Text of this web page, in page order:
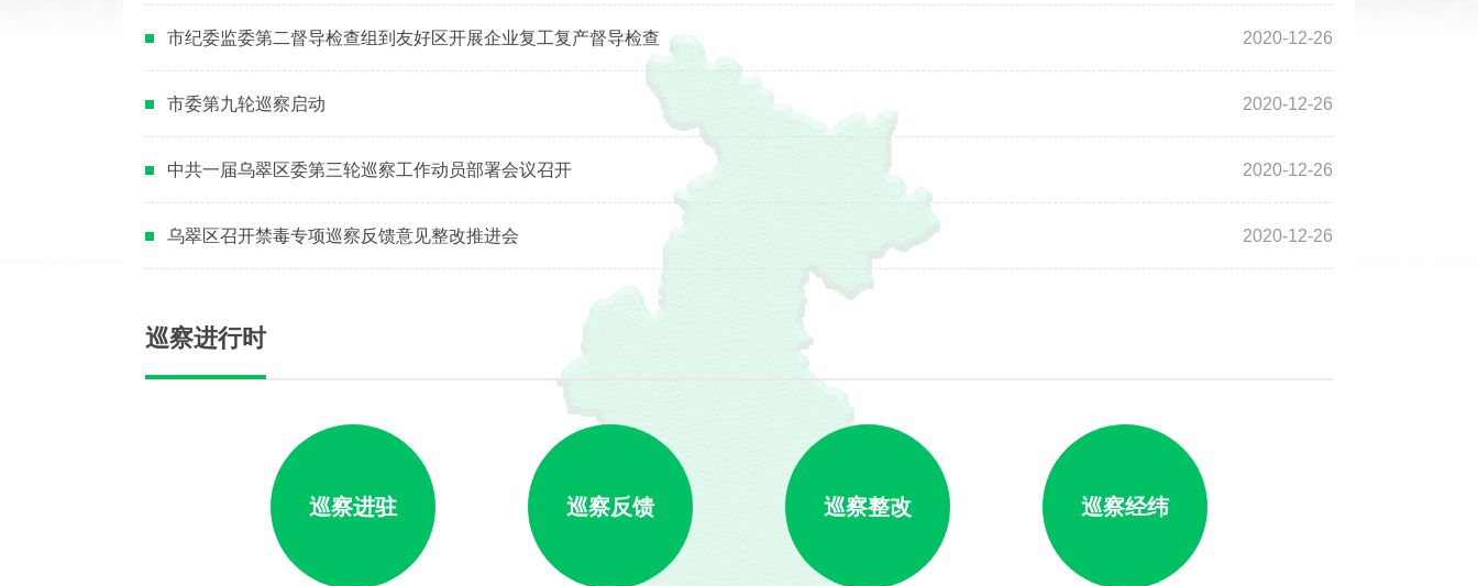
市纪委监委第二督导检查组到友好区开展企业复工复产督导检查 2020-12-26
市委第九轮巡察启动 2020-12-26
中共一届乌翠区委第三轮巡察工作动员部署会议召开 2020-12-26
乌翠区召开禁毒专项巡察反馈意见整改推进会 2020-12-26
巡察进行时
巡察进驻 巡察反馈 巡察整改 巡察经纬